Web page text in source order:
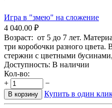
Игра в "змею" на сложение
4 040.00 ₽
Возраст: от 5 до 7 лет.
три коробочки разного цвета.
стержни с цветными
Доступность: В наличии
Кол-во:
+
−
В корзину Купить в один